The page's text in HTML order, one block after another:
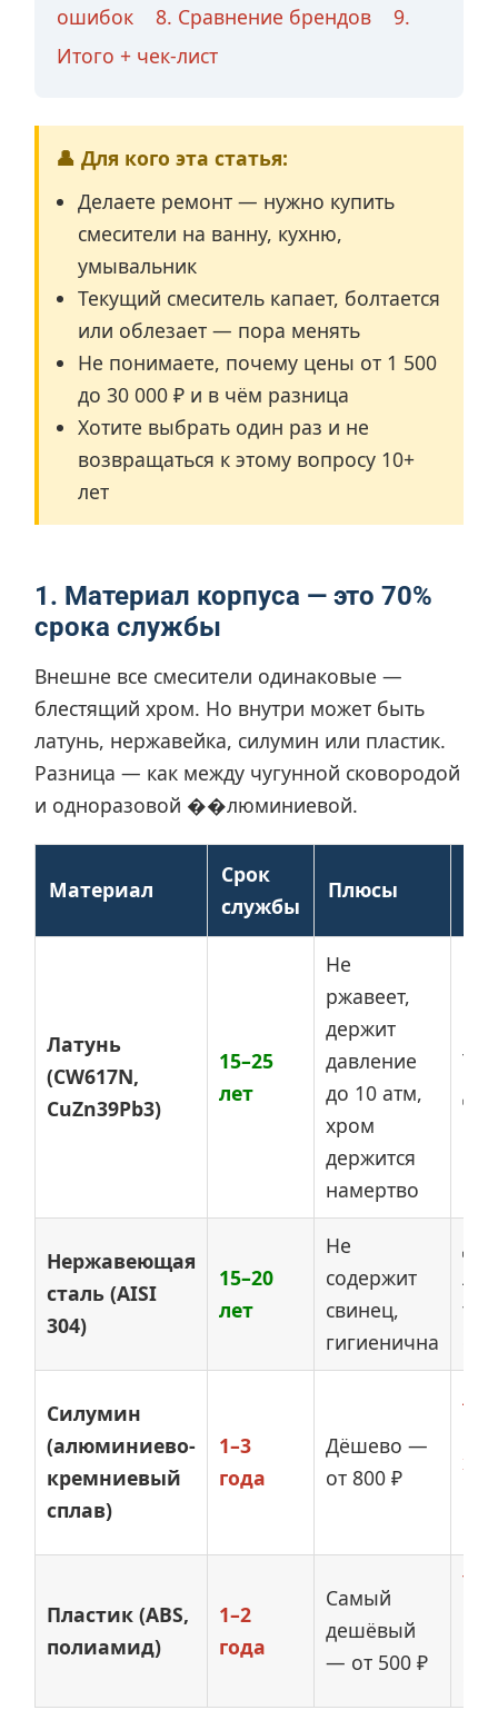
ошибок
8. Сравнение брендов
9.
Итого + чек-лист
👤 Для кого эта статья:
Делаете ремонт — нужно купить
смесители на ванну, кухню,
умывальник
Текущий смеситель капает, болтается
или облезает — пора менять
Не понимаете, почему цены от 1 500
до 30 000 ₽ и в чём разница
Хотите выбрать один раз и не
возвращаться к этому вопросу 10+
лет
1. Материал корпуса — это 70%
срока службы
Внешне все смесители одинаковые —
блестящий хром. Но внутри может быть
латунь, нержавейка, силумин или пластик.
Разница — как между чугунной сковородой
и одноразовой ��люминиевой.
Материал
Срок
службы
Плюсы
Латунь
(CW617N,
CuZn39Pb3)
15–25
лет
Не
ржавеет,
держит
давление
до 10 атм,
хром
держится
намертво
Нержавеющая
сталь (AISI
304)
15–20
лет
Не
содержит
свинец,
гигиенична
Силумин
(алюминиево-
кремниевый
сплав)
1–3
года
Дёшево —
от 800 ₽
Пластик (ABS,
полиамид)
1–2
года
Самый
дешёвый
— от 500 ₽